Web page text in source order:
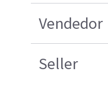
Vendedor
Seller